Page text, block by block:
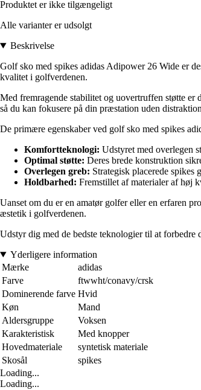
Produktet er ikke tilgængeligt
Alle varianter er udsolgt
Beskrivelse
Golf sko med spikes adidas Adipower 26 Wide er
kvalitet i golfverdenen.
Med fremragende stabilitet og uovertruffen støtte
så du kan fokusere på din præstation uden
De primære egenskaber ved golf sko med spikes
Komfortteknologi: Udstyret med overlegen
Optimal støtte: Deres brede konstruktion
Overlegen greb: Strategisk placerede
Holdbarhed: Fremstillet af materialer af høj
Uanset om du er en amatør golfer eller en erfaren
æstetik i golfverdenen.
Udstyr dig med de bedste teknologier til at forbedre
Yderligere information
Mærke
adidas
Farve
ftwwht/conavy/crsk
Dominerende farve Hvid
Køn
Mand
Aldersgruppe
Voksen
Karakteristisk
Med knopper
Hovedmateriale
syntetisk materiale
Skosål
spikes
Loading...
Loading...